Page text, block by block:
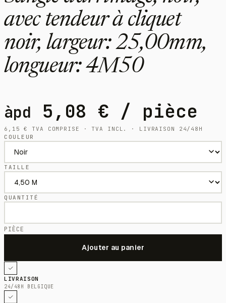
avec tendeur à cliquet
noir, largeur: 25,00mm,
longueur: 4M50
àpd 5,08 € / pièce
6,15€
TVA COMPRISE · TVA INCL. · LIVRAISON 24/48H
COULEUR
TAILLE
QUANTITÉ
PIÈCE
LIVRAISON
24/48H BELGIQUE